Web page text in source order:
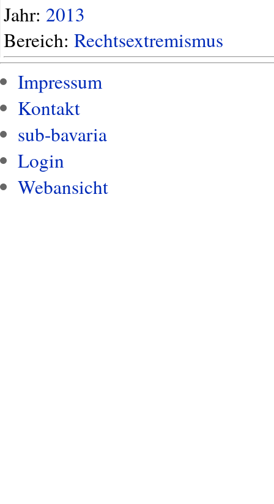
Jahr: 2013
Bereich: Rechtsextremismus
Impressum
Kontakt
sub-bavaria
Login
Webansicht